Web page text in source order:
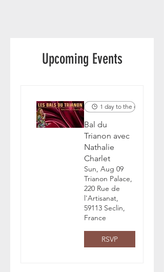
Upcoming Events
1 day to the event
Bal du
Trianon avec
Nathalie
Charlet
Sun, Aug 09
Trianon Palace,
220 Rue de
l'Artisanat,
59113 Seclin,
France
RSVP